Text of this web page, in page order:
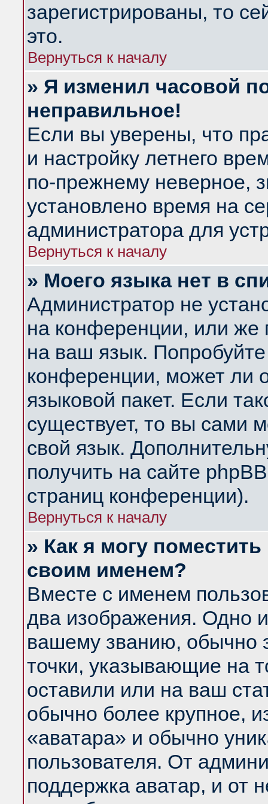
зарегистрированы, то
это.
Вернуться к началу
» Я изменил часовой
неправильное!
Если вы уверены, что
и настройку летнего
по-прежнему неверное,
установлено время на
администратора для
Вернуться к началу
» Моего языка нет в
Администратор не
на конференции, или же
на ваш язык.
конференции, может ли
языковой пакет. Если
существует, то вы сами
свой язык.
получить на сайте
страниц конференции).
Вернуться к началу
» Как я могу
своим именем?
Вместе с именем
два изображения. Одно
вашему званию, обычно
точки, указывающие на
оставили или на ваш
обычно более крупное,
«аватара» и обычно
пользователя. От
поддержка аватар, и от